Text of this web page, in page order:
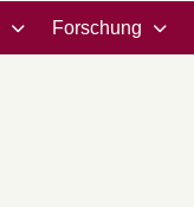
Forschung